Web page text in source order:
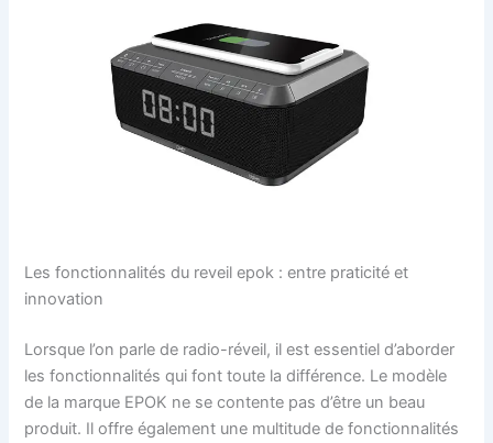
Les fonctionnalités du reveil epok : entre praticité et
innovation
Lorsque l’on parle de radio-réveil, il est essentiel d’aborder
les fonctionnalités qui font toute la différence. Le modèle
de la marque EPOK ne se contente pas d’être un beau
produit. Il offre également une multitude de fonctionnalités